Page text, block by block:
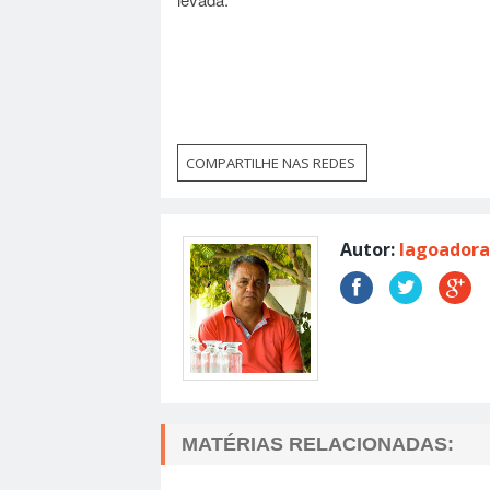
COMPARTILHE NAS REDES
Autor:
MATÉRIAS RELACIONADAS: